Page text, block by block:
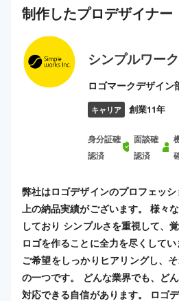
制作したプロデザイナー
シンプルワー
ロゴマークデザイン
キャリア 創業11年
身分証確
認済
面談確
認済
弊社はロゴデザインのプロフェッ
上の納品実績がございます。 様々
しており シンプルさを重視して、
ロゴを作ることに全力を尽くして
ご希望をしっかりヒアリングし、
の一つです。 どんな業界でも、ど
対応できる自信があります。 ロゴ